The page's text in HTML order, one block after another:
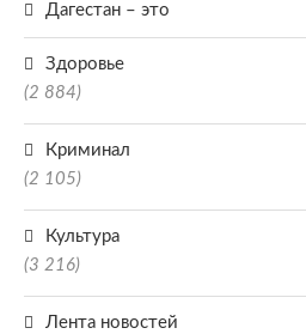
Дагестан – это
Здоровье
(2 884)
Криминал
(2 105)
Культура
(3 216)
Лента новостей